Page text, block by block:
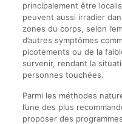
principalement être
peuvent aussi irradier
zones du corps, selon
d’autres symptômes
picotements ou de la
survenir, rendant la
personnes touchées.
Parmi les méthodes
l’une des plus
proposer des